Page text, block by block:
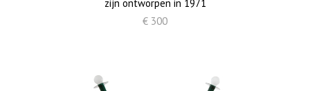
zijn ontworpen in 1971
€ 300